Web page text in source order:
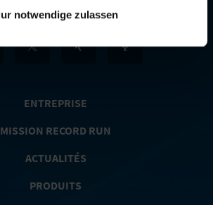
notwendige zulassen
ENTREPRISE
MISSION RECORD RUN
ACTUALITÉS
PRODUITS